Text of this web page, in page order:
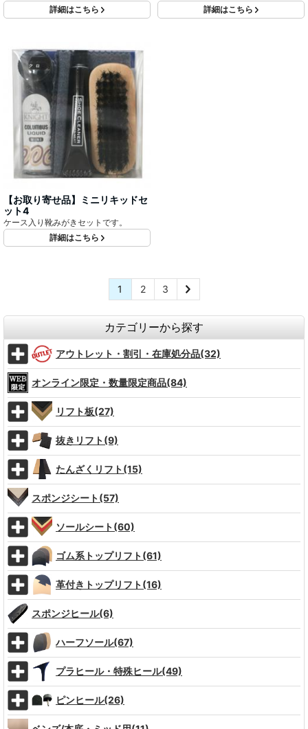
はニュートラルもしくはブラックのカ
ラーをお選びいただけます。
詳細はこちら
す。ギフトなどにも最適です。
詳細はこちら
【お取り寄せ品】ミニリキッドセ
ット4
ケース入り靴みがきセットです。
詳細はこちら
1 2 3
カテゴリーから探す
アウトレット・割引・在庫処分品(32)
オンライン限定・数量限定商品(84)
リフト板(27)
抜きリフト(9)
たんざくリフト(15)
スポンジシート(57)
ソールシート(60)
ゴム系トップリフト(61)
革付きトップリフト(16)
スポンジヒール(6)
ハーフソール(67)
プラヒール・特殊ヒール(49)
ピンヒール(26)